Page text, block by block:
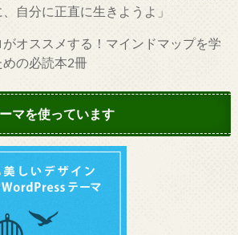
、自分に正直に生きようよ」
がオススメする！マインドマップを学
めの必読本2冊
マを使っています